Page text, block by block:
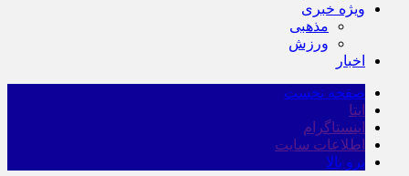
ویژه خبری
مذهبی
ورزش
اخبار
صفحه نخست
ایتا
اینستاگرام
اطلاعات سایت
برو بالا